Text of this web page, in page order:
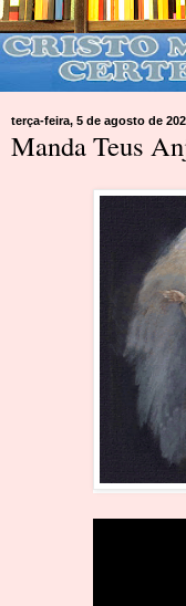
terça-feira, 5 de agosto de
Manda Teus